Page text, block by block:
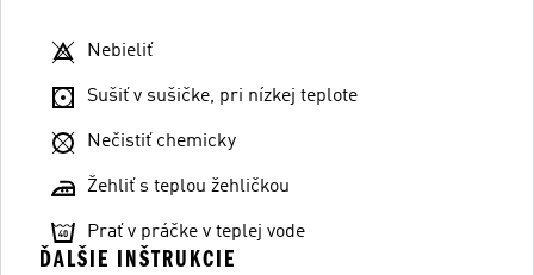
Nebieliť
Sušiť v sušičke, pri nízkej teplote
Nečistiť chemicky
Žehliť s teplou žehličkou
Prať v práčke v teplej vode
ĎALŠIE INŠTRUKCIE